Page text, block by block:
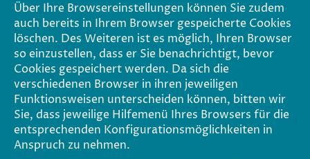
Über Ihre Browsereinstellungen können Sie zudem
auch bereits in Ihrem Browser gespeicherte Cookies
löschen. Des Weiteren ist es möglich, Ihren Browser
so einzustellen, dass er Sie benachrichtigt, bevor
Cookies gespeichert werden. Da sich die
verschiedenen Browser in ihren jeweiligen
Funktionsweisen unterscheiden können, bitten wir
Sie, dass jeweilige Hilfemenü Ihres Browsers für die
entsprechenden Konfigurationsmöglichkeiten in
Anspruch zu nehmen.